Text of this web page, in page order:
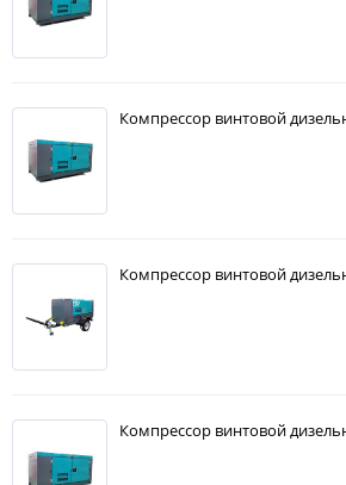
Компрессор винтовой
Компрессор винтовой
Компрессор винтовой